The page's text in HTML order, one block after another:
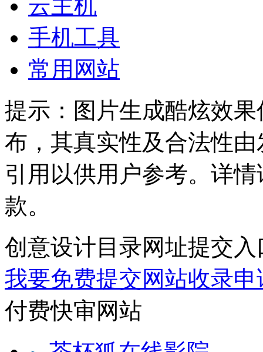
云主机
手机工具
常用网站
提示： 图片生成酷炫效
布，其真实性及合法性
引用以供用户参考。详
款。
创意设计目录网址提交入
我要免费提交网站收录申
付费快审网站